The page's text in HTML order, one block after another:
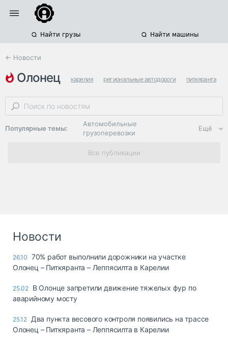
Найти грузы Найти машины
← Новости
олонец карелия региональные автодороги питкяранта
Популярные темы:
Автомобильные
грузоперевозки
Региональная
логистика
опасные грузы
страхование
Склады и
грузовые
Ещё
Все публикации
Новости
26.10 70% работ выполнили дорожники на участке
Олонец – Питкяранта – Леппясилта в Карелии
25.02 В Олонце запретили движение тяжелых фур по
аварийному мосту
25.12 Два пункта весового контроля появились на трассе
Олонец – Питкяранта – Леппясилта в Карелии